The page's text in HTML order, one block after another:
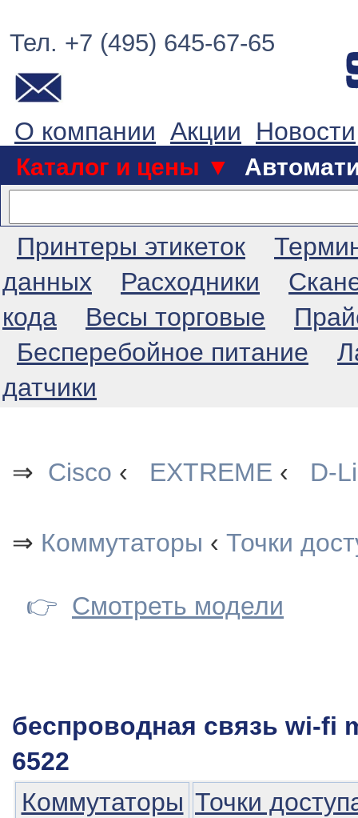
Тел. +7 (495) 645-67-65
О компании Акции Новости
Каталог и цены ▼
Принтеры этикеток
данных
Расходники
кода
Весы торговые
Бесперебойное питание
датчики
⇒ Cisco ‹ EXTREME ‹ D-
⇒ Коммутаторы ‹ Точки
👉 Смотреть модели
беспроводная связь wi-fi
6522
Коммутаторы Точки